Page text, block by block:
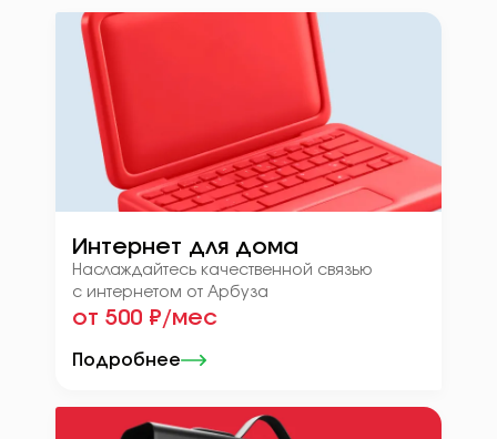
Интернет для дома
Наслаждайтесь качественной связью
с интернетом от Арбуза
от 500 ₽/мес
Подробнее